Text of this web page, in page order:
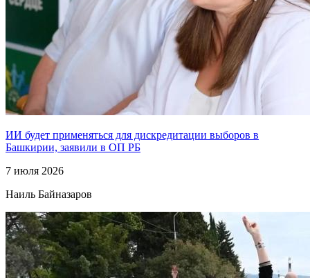
ИИ будет применяться для дискредитации выборов в
Башкирии, заявили в ОП РБ
7 июля 2026
Наиль Байназаров